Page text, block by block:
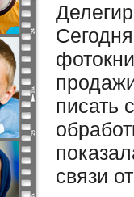
писать
связи